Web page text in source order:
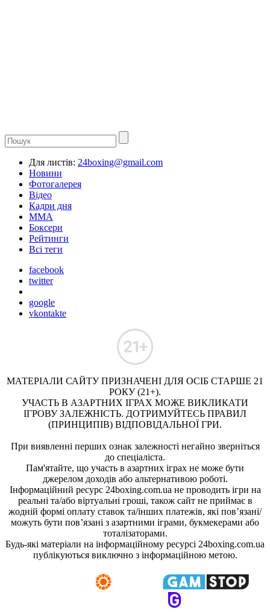
Для листів: 24boxing@gmail.com
Новини
Фотогалерея
Відео
Кадри дня
ММА
Боксери
Рейтинги
Всі теги
facebook
twitter
google
vkontakte
МАТЕРІАЛИ САЙТУ ПРИЗНАЧЕНІ ДЛЯ ОСІБ СТАРШЕ 21
РОКУ (21+).
УЧАСТЬ В АЗАРТНИХ ІГРАХ МОЖЕ ВИКЛИКАТИ
ІГРОВУ ЗАЛЕЖНІСТЬ. ДОТРИМУЙТЕСЬ ПРАВИЛ
(ПРИНЦИПІВ) ВІДПОВІДАЛЬНОЇ ГРИ.
При виявленні перших ознак залежності негайно зверніться
до спеціаліста.
Пам'ятайте, що участь в азартних іграх не може бути
джерелом доходів або альтернативою роботі.
Інформаційний ресурс 24boxing.com.ua не проводить ігри на
реальні та/або віртуальні гроші, також сайт не приймає в
жодній формі оплату ставок та/інших платежів, які пов’язані/
можуть бути пов’язані з азартними іграми, букмекерами або
тоталізаторами.
Будь-які матеріали на інформаційному ресурсі 24boxing.com.ua
публікуються виключно з інформаційною метою.